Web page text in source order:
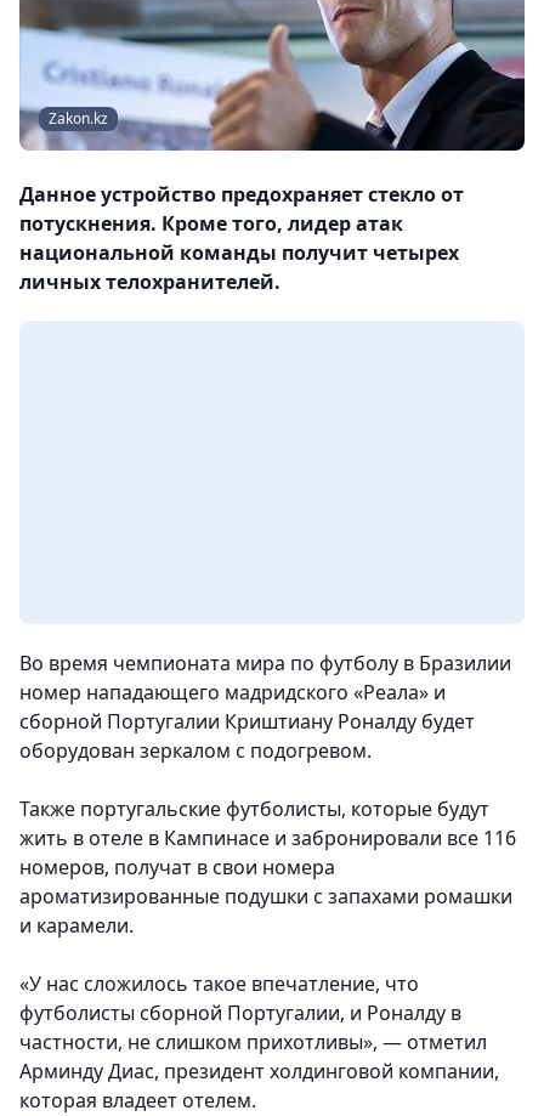
Zakon.kz
Данное устройство предохраняет стекло от
потускнения. Кроме того, лидер атак
национальной команды получит четырех
личных телохранителей.
Во время чемпионата мира по футболу в Бразилии
номер нападающего мадридского «Реала» и
сборной Португалии Криштиану Роналду будет
оборудован зеркалом с подогревом.
Также португальские футболисты, которые будут
жить в отеле в Кампинасе и забронировали все 116
номеров, получат в свои номера
ароматизированные подушки с запахами ромашки
и карамели.
«У нас сложилось такое впечатление, что
футболисты сборной Португалии, и Роналду в
частности, не слишком прихотливы», — отметил
Арминду Диас, президент холдинговой компании,
которая владеет отелем.